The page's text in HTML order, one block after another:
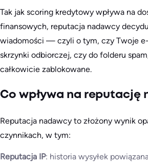
Tak jak scoring kredytowy wpływa na
finansowych, reputacja nadawcy
wiadomości — czyli o tym, czy Twoje
skrzynki odbiorczej, czy do folderu
całkowicie zablokowane.
Co wpływa na reputację
Reputacja nadawcy to złożony wynik
czynnikach, w tym:
Reputacja IP: historia wysyłek